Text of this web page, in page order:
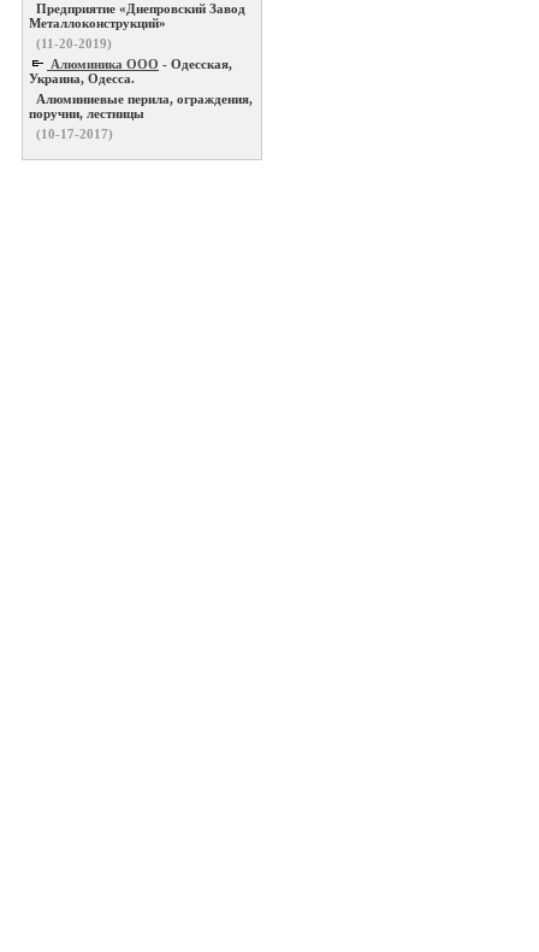
Предприятие «Днепровский Завод
Металлоконструкций»
(11-20-2019)
Алюминика ООО - Одесская,
Украина, Одесса.
Алюминиевые перила, ограждения,
поручни, лестницы
(10-17-2017)